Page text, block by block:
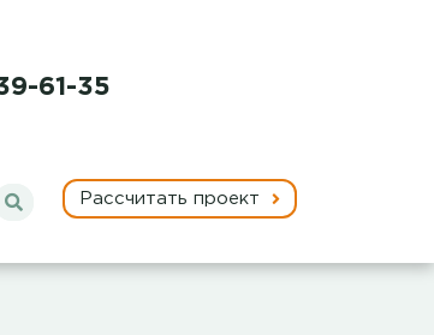
61-35
Рассчитать проект